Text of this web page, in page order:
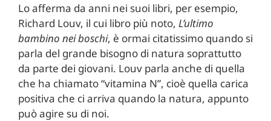
Lo afferma da anni nei suoi libri, per esempio,
Richard Louv, il cui libro più noto, L’ultimo
bambino nei boschi, è ormai citatissimo quando si
parla del grande bisogno di natura soprattutto
da parte dei giovani. Louv parla anche di quella
che ha chiamato “vitamina N”, cioè quella carica
positiva che ci arriva quando la natura, appunto
può agire su di noi.